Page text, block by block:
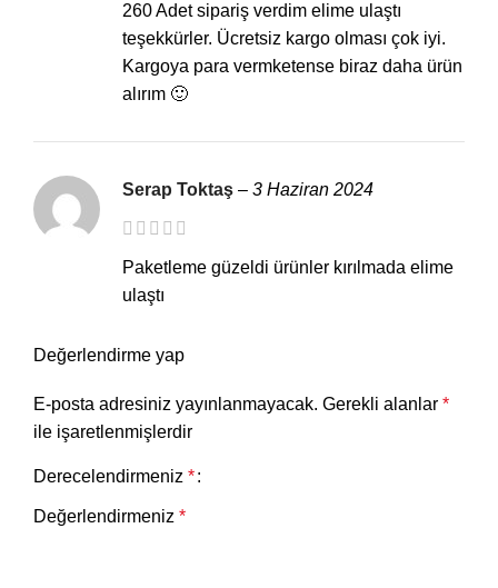
260 Adet sipariş verdim elime ulaştı
teşekkürler. Ücretsiz kargo olması çok iyi.
Kargoya para vermketense biraz daha ürün
alırım 🙂
Serap Toktaş – 3 Haziran 2024
Paketleme güzeldi ürünler kırılmada elime
ulaştı
Değerlendirme yap
E-posta adresiniz yayınlanmayacak. Gerekli alanlar *
ile işaretlenmişlerdir
Derecelendirmeniz *
Değerlendirmeniz *